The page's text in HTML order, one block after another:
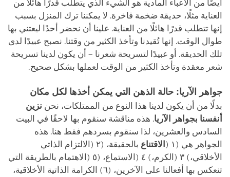
أيضًا من الأعباء المادية هو الشيء الذي يتطلب قدرًا هائلًا من
العناية مثلًا، حديقة ضخمة فاخرة. لا يمكننا ترك المنزل بسبب
إنها تتطلب قدرًا هائلًا من العناية. علينا أن نحضر أحدًا ليعتني بها
طوال الوقت. إنها تُقيدنا وتأخذ الكثير من وقتنا. نصبح عبيدًا لدى
تلك الحديقة. أو عبيدًا لتسريحة شعرنا – أن يكون لدينا تسريحة
شعر معقدة وتأخذ الكثير من الوقت لعملها بشكل صحيح.
جواهر الآريا: حالة الذهن التي يمكن أخذها لكل مكان
بدلًا من أن يكون لدينا هذا النوع من الممتلكات، نحن نزين
أنفسنا بجواهر الآريا. هذه مناقشة سنقوم بها لاحقًا في البيت
السادس والعشرين، لذا سنقوم بسردهم فقط هنا. هذه
الجواهر هي (١ (
الاقتناع
بالحقيقة، (٢ (الالتزام الذاتي
الأخلاقي،) ٣ (الكرم،) ٤ (الاستماع، (٥ (الاهتمام بالطريقة التي
تنعكس بها أفعالنا على الآخرين، (٦) الكرامة الذاتية الأخلاقية،